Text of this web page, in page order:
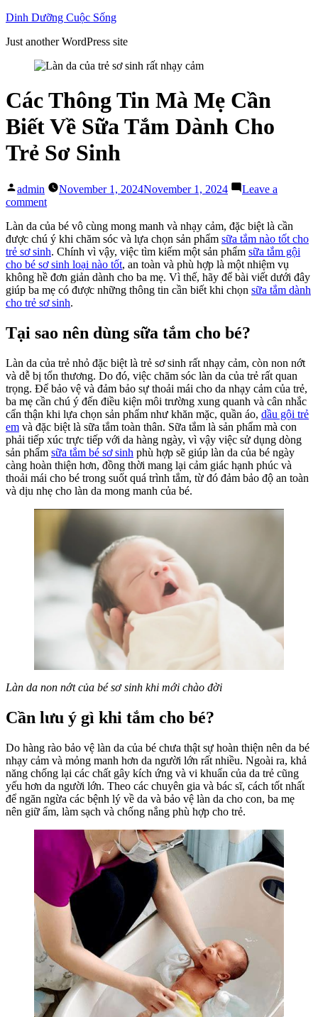
Skip
content
Dinh Dưỡng Cuộc Sống
Just another WordPress site
Các Thông Tin Mà Mẹ Cần
Biết Về Sữa Tắm Dành Cho
Trẻ Sơ Sinh
Posted
by
admin November 1, 2024November 1, 2024
Leave a
commenton
Thông
Tin
Mà
Mẹ
Cần
Biết
Về
Tắm
Dành
Trẻ
Sơ
Sinh
Làn da của bé vô cùng mong manh và nhạy cảm, đặc biệt là cần
được chú ý khi chăm sóc và lựa chọn sản phẩm sữa tắm nào tốt cho
trẻ sơ sinh. Chính vì vậy, việc tìm kiếm một sản phẩm sữa tắm gội
cho bé sơ sinh loại nào tốt, an toàn và phù hợp là một nhiệm vụ
không hề đơn giản dành cho ba mẹ. Vì thế, hãy để bài viết dưới đây
giúp ba mẹ có được những thông tin cần biết khi chọn sữa tắm dành
cho trẻ sơ sinh.
Tại sao nên dùng sữa tắm cho bé?
Làn da của trẻ nhỏ đặc biệt là trẻ sơ sinh rất nhạy cảm, còn non nớt
và dễ bị tổn thương. Do đó, việc chăm sóc làn da của trẻ rất quan
trọng. Để bảo vệ và đảm bảo sự thoải mái cho da nhạy cảm của trẻ,
ba mẹ cần chú ý đến điều kiện môi trường xung quanh và cân nhắc
cẩn thận khi lựa chọn sản phẩm như khăn mặc, quần áo, dầu gội trẻ
em và đặc biệt là sữa tắm toàn thân. Sữa tắm là sản phẩm mà con
phải tiếp xúc trực tiếp với da hàng ngày, vì vậy việc sử dụng dòng
sản phẩm sữa tắm bé sơ sinh phù hợp sẽ giúp làn da của bé ngày
càng hoàn thiện hơn, đồng thời mang lại cảm giác hạnh phúc và
thoải mái cho bé trong suốt quá trình tắm, từ đó đảm bảo độ an toàn
và dịu nhẹ cho làn da mong manh của bé.
Làn da non nớt của bé sơ sinh khi mới chào đời
Cần lưu ý gì khi tắm cho bé?
Do hàng rào bảo vệ làn da của bé chưa thật sự hoàn thiện nên da bé
nhạy cảm và mỏng manh hơn da người lớn rất nhiều. Ngoài ra, khả
năng chống lại các chất gây kích ứng và vi khuẩn của da trẻ cũng
yếu hơn da người lớn. Theo các chuyên gia và bác sĩ, cách tốt nhất
để ngăn ngừa các bệnh lý về da và bảo vệ làn da cho con, ba mẹ
nên giữ ẩm, làm sạch và chống nắng phù hợp cho trẻ.